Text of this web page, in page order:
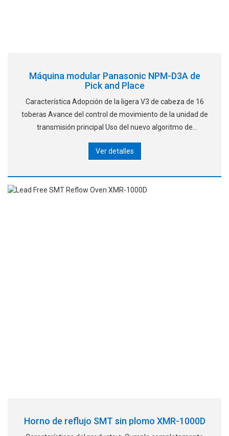
Máquina modular Panasonic NPM-D3A de
Pick and Place
Característica Adopción de la ligera V3 de cabeza de 16
toberas Avance del control de movimiento de la unidad de
transmisión principal Uso del nuevo algoritmo de
Ver detalles
Horno de reflujo SMT sin plomo XMR-1000D